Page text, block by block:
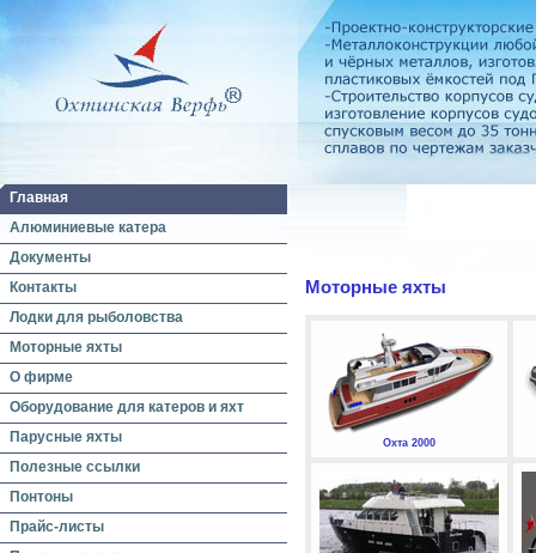
Главная
Алюминиевые катера
Документы
Контакты
Лодки для рыболовства
Моторные яхты
О фирме
Оборудование для катеров и яхт
Парусные яхты
Полезные ссылки
Понтоны
Прайс-листы
Моторные яхты
Охта 2000